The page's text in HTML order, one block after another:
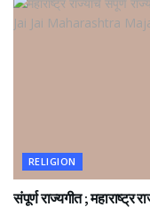
RELIGION
संपूर्ण राज्यगीत ; महाराष्ट्र